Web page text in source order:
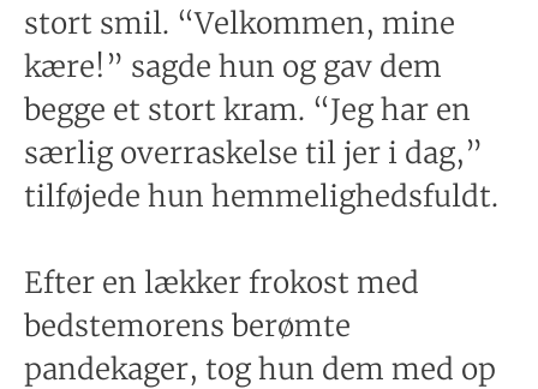
stort smil. “Velkommen, mine
kære!” sagde hun og gav dem
begge et stort kram. “Jeg har en
særlig overraskelse til jer i dag,”
tilføjede hun hemmelighedsfuldt.
Efter en lækker frokost med
bedstemorens berømte
pandekager, tog hun dem med op